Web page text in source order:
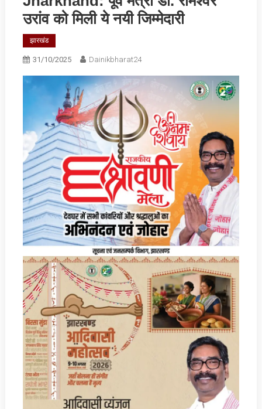
उरांव को मिली ये नयी जिम्मेदारी
झारखंड
31/10/2025 Dainikbharat24